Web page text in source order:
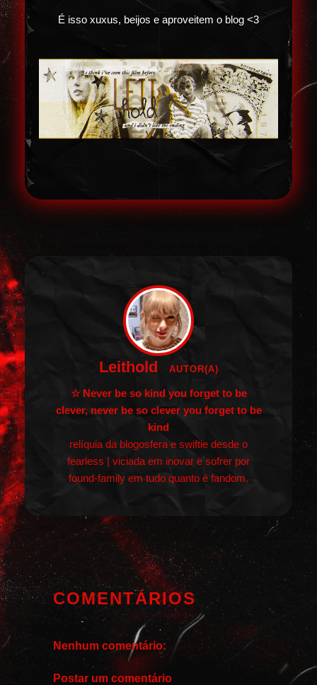
É isso xuxus, beijos e aproveitem o blog <3
Leithold AUTOR(A)
☆ Never be so kind you forget to be
clever, never be so clever you forget to be
kind
relíquia da blogosfera e swiftie desde o
fearless | viciada em inovar e sofrer por
found-family em tudo quanto é fandom.
COMENTÁRIOS
Nenhum comentário:
Postar um comentário